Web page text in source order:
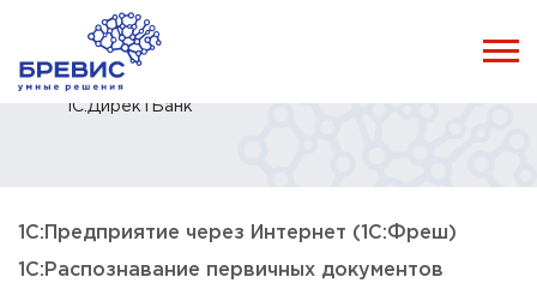
Главная
1С:ДиректБанк
1С:Предприятие через Интернет (1С:Фреш)
1С:Распознавание первичных документов